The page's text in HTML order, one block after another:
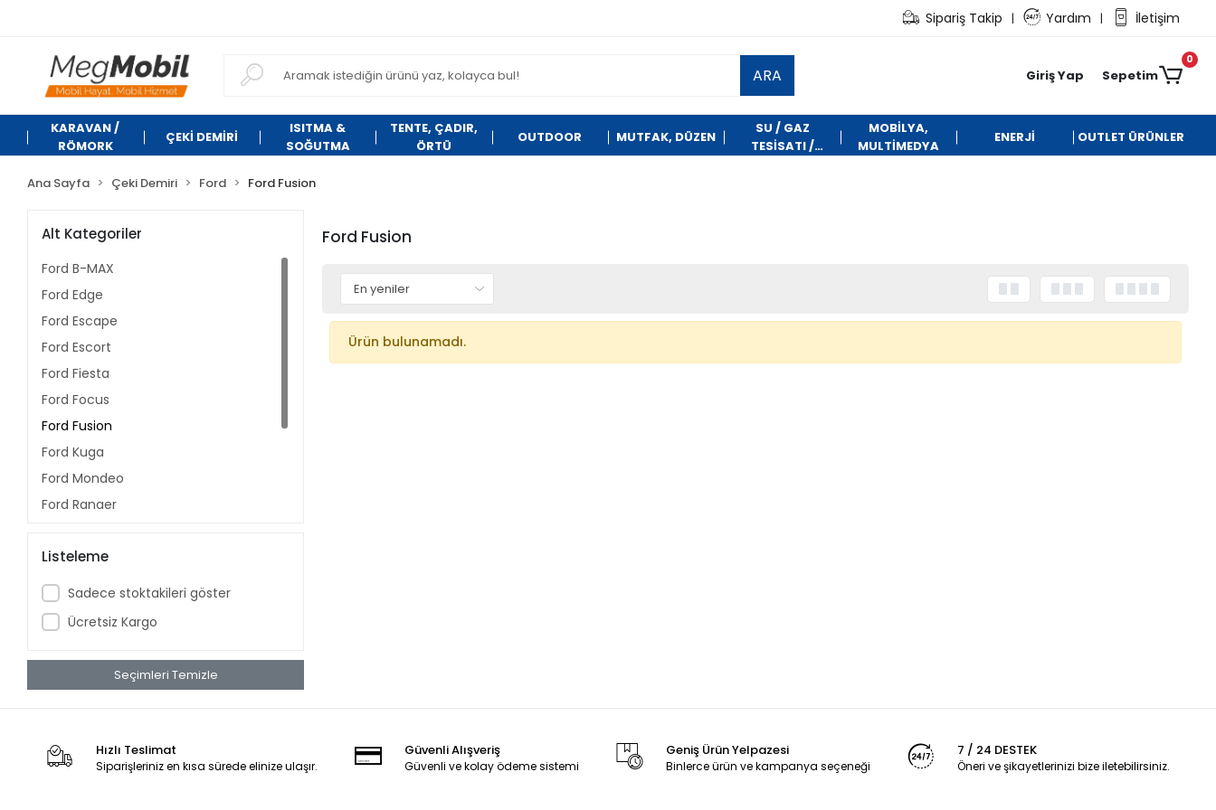
Sipariş Takip | Yardım | İletişim
ARA Giriş Yap Sepetim
0
KARAVAN /
RÖMORK
ÇEKİ DEMİRİ
ISITMA &
SOĞUTMA
TENTE, ÇADIR,
ÖRTÜ
OUTDOOR MUTFAK, DÜZEN
SU / GAZ
TESİSATI /
MOBİLYA,
MULTİMEDYA
ENERJİ OUTLET ÜRÜNLER
Ana Sayfa Çeki Demiri Ford Ford Fusion
Alt Kategoriler
Ford B-MAX
Ford Edge
Ford Escape
Ford Escort
Ford Fiesta
Ford Focus
Ford Fusion
Ford Kuga
Ford Mondeo
Ford Ranger
Ford Tourneo
Ford Transit
Galaxy
Listeleme
Sadece stoktakileri göster
Ücretsiz Kargo
Seçimleri Temizle
Ford Fusion
Ürün bulunamadı.
Hızlı Teslimat
Siparişleriniz en kısa sürede elinize ulaşır.
Güvenli Alışveriş
Güvenli ve kolay ödeme sistemi
Geniş Ürün Yelpazesi
Binlerce ürün ve kampanya seçeneği
7 / 24 DESTEK
Öneri ve şikayetlerinizi bize iletebilirsiniz.